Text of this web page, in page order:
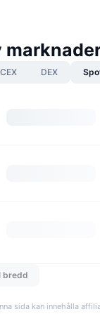
CEX DEX
bredd
sida kan innehålla